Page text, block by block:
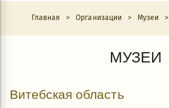
Главная > Организации > Музеи >
МУЗЕИ
Витебская область